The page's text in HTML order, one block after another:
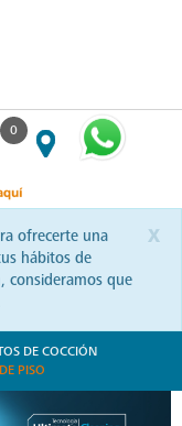
0
x
ofrecerte una
hábitos de
consideramos que
DE COCCIÓN
PISO